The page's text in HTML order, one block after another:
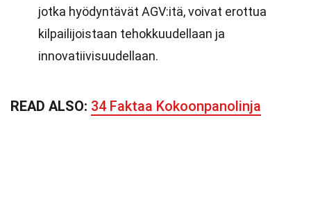
jotka hyödyntävät AGV:itä, voivat erottua
kilpailijoistaan tehokkuudellaan ja
innovatiivisuudellaan.
READ ALSO: 34 Faktaa Kokoonpanolinja